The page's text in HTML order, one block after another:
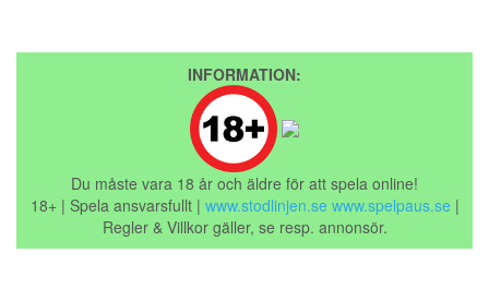
INFORMATION:
Du måste vara 18 år och äldre för att spela online!
18+ | Spela ansvarsfullt | www.stodlinjen.se www.spelpaus.se |
Regler & Villkor gäller, se resp. annonsör.